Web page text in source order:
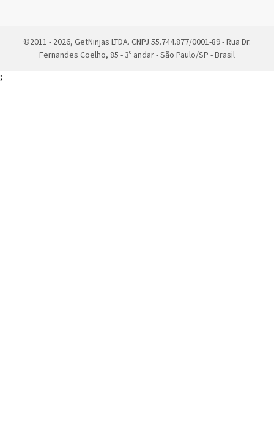
©2011 - 2026, GetNinjas LTDA. CNPJ 55.744.877/0001-89 - Rua Dr.
Fernandes Coelho, 85 - 3º andar - São Paulo/SP - Brasil
;